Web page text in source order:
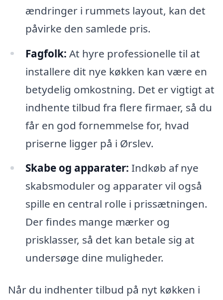
ændringer i rummets layout, kan det
påvirke den samlede pris.
Fagfolk: At hyre professionelle til at
installere dit nye køkken kan være en
betydelig omkostning. Det er vigtigt at
indhente tilbud fra flere firmaer, så du
får en god fornemmelse for, hvad
priserne ligger på i Ørslev.
Skabe og apparater: Indkøb af nye
skabsmoduler og apparater vil også
spille en central rolle i prissætningen.
Der findes mange mærker og
prisklasser, så det kan betale sig at
undersøge dine muligheder.
Når du indhenter tilbud på nyt køkken i